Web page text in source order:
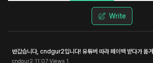
Write
반갑습니다, cndgur2입니다! 유튜버 따라 페이백 받다가 옮
cndgur2·11:07·Views 1